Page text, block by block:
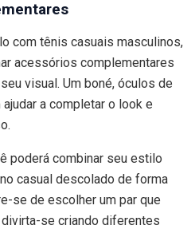
com tênis casuais masculinos,
acessórios complementares
visual. Um boné, óculos de
a completar o look e
poderá combinar seu estilo
casual descolado de forma
se de escolher um par que
se criando diferentes